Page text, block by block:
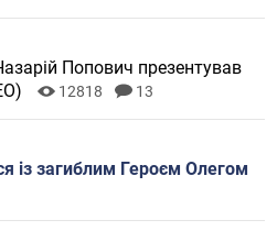
Попович презентував
12818 13
із загиблим Героєм Олегом